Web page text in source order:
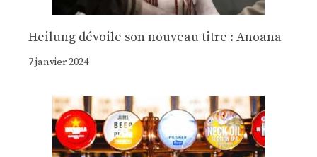
Heilung dévoile son nouveau titre : Anoana
7 janvier 2024